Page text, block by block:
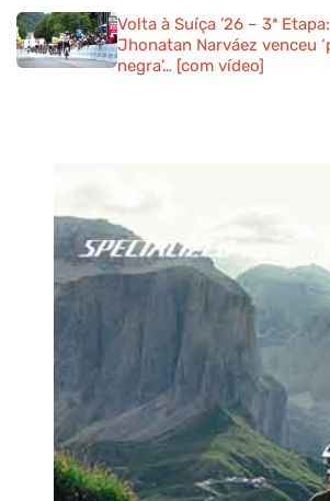
Volta à Suíça ’26 – 3ª
Jhonatan Narváez venceu
negra’… [com vídeo]